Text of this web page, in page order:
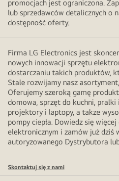
promocjach jest ograniczona.
lub sprzedawców detalicznych o
dostępność oferty.
Firma LG Electronics jest
nowych innowacji sprzętu
dostarczaniu takich produktów,
Stale rozwijamy nasz
Oferujemy szeroką gamę
domowa, sprzęt do kuchni, pralki
projektory i laptopy, a takze
pompy ciepła. Dowiedz się
elektronicznym i zamów już dziś
autoryzowanego Dystrybutora
Skontaktuj się z nami